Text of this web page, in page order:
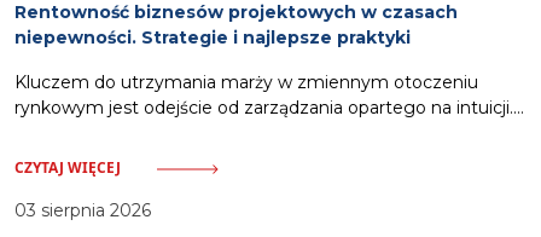
włączenie kosztów systemu w strukturę usług oferowanych
klientom oraz zastosowanie partnerskich modeli rozliczeń.
windykacyjnych,
Rentowność biznesów projektowych w czasach
niepewności. Strategie i najlepsze praktyki
Kluczem do utrzymania marży w zmiennym otoczeniu
rynkowym jest odejście od zarządzania opartego na intuicji.
które pozwalają na monitorowanie wskaźników finansowych
i utylizacji zespołu w czasie rzeczywistym. Spis treści:
Wyzwania rentowności i potrzeba danych w czasie
CZYTAJ WIĘCEJ
03 sierpnia 2026